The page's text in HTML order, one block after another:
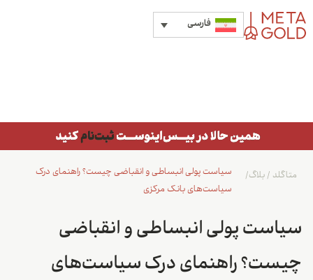
فارسی
سیاست پولی انبساطی و انقباضی چیست؟ راهنمای درک
سیاست‌های بانک مرکزی
متاگلد /بلاگ/
سیاست پولی انبساطی و انقباضی
چیست؟ راهنمای درک سیاست‌های